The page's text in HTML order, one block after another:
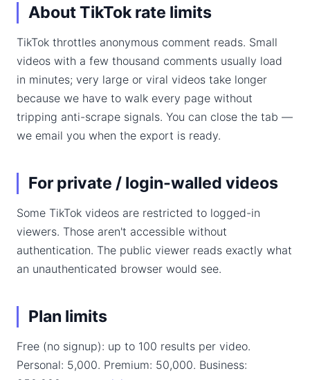
About TikTok rate limits
TikTok throttles anonymous comment reads. Small
videos with a few thousand comments usually load
in minutes; very large or viral videos take longer
because we have to walk every page without
tripping anti-scrape signals. You can close the tab —
we email you when the export is ready.
For private / login-walled videos
Some TikTok videos are restricted to logged-in
viewers. Those aren't accessible without
authentication. The public viewer reads exactly what
an unauthenticated browser would see.
Plan limits
Free (no signup): up to 100 results per video.
Personal: 5,000. Premium: 50,000. Business: